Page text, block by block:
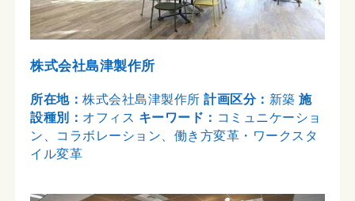
株式会社島津製作所
所在地：株式会社島津製作所計画区分： 新築施
設種別： オフィス キーワード： コミュニケーショ
ン、コラボレーション、働き方変革・ワークスタ
イル変革